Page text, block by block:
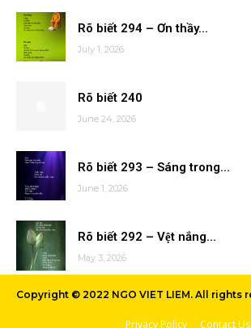
Rõ biết 294 – Ơn thầy...
July 1, 2026
Rõ biết 240
June 24, 2026
Rõ biết 293 – Sáng trong...
June 1, 2026
Rõ biết 292 – Vệt nắng...
May 3, 2026
Copyright © 2022 NGO VIET LIEM. All rights
Privacy Policy Contact Us